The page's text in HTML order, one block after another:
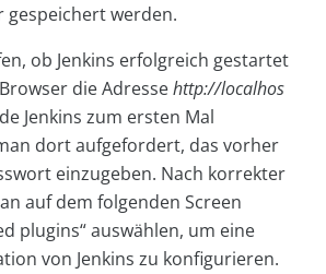
gespeichert werden.
ob Jenkins erfolgreich gestartet
die Adressehttp://localhos
Jenkins zum ersten Mal
dort aufgefordert, das vorher
einzugeben. Nach korrekter
auf dem folgenden Screen
plugins“ auswählen, um eine
von Jenkins zu konfigurieren.